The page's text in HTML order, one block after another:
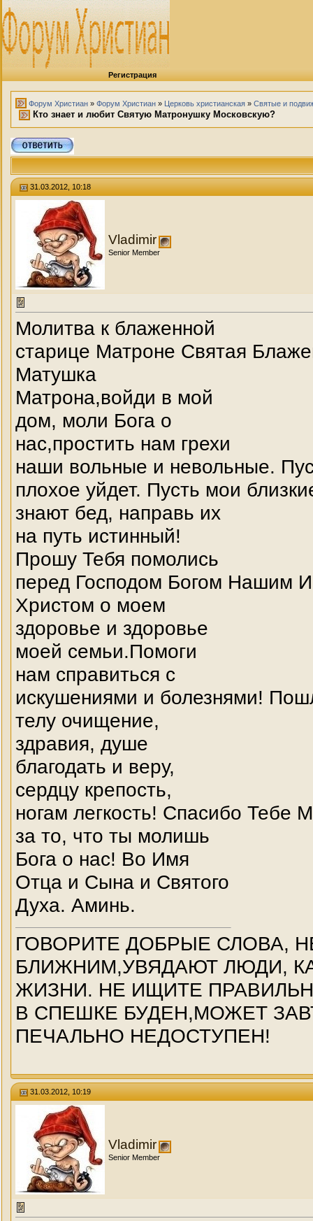
Регистрация
Форум Христиан » Форум Христиан » Церковь христианская » Святые и
Кто знает и любит Святую Матронушку Московскую?
31.03.2012, 10:18
Vladimir
Senior Member
Молитва к блаженной
старице Матроне Святая
Матушка
Матрона,войди в мой
дом, моли Бога о
нас,простить нам грехи
наши вольные и невольные.
плохое уйдет. Пусть мои
знают бед, направь их
на путь истинный!
Прошу Тебя помолись
перед Господом Богом Нашим
Христом о моем
здоровье и здоровье
моей семьи.Помоги
нам справиться с
искушениями и болезнями!
телу очищение,
здравия, душе
благодать и веру,
сердцу крепость,
ногам легкость! Спасибо Тебе
за то, что ты молишь
Бога о нас! Во Имя
Отца и Сына и Святого
Духа. Аминь.
ГОВОРИТЕ ДОБРЫЕ СЛОВА,
БЛИЖНИМ,УВЯДАЮТ ЛЮДИ,
ЖИЗНИ. НЕ ИЩИТЕ
В СПЕШКЕ БУДЕН,МОЖЕТ
ПЕЧАЛЬНО НЕДОСТУПЕН!
31.03.2012, 10:19
Vladimir
Senior Member